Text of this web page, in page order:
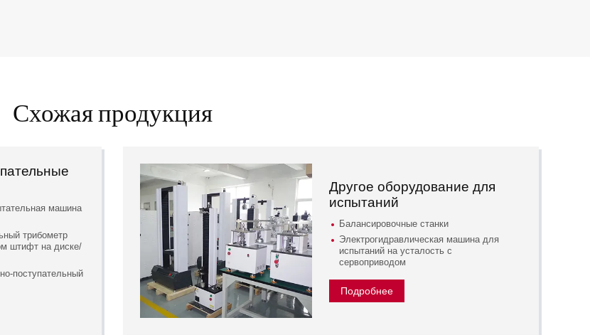
Схожая продукция
машина
трибометр
штифт на диске/
поступательный
Другое оборудование для
испытаний
Балансировочные станки
Электрогидравлическая машина для
испытаний на усталость с
сервоприводом
Подробнее